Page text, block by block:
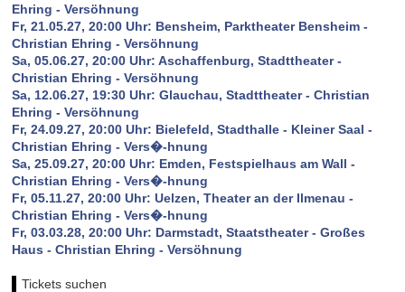
Ehring - Versöhnung
Fr, 21.05.27, 20:00 Uhr: Bensheim, Parktheater Bensheim -
Christian Ehring - Versöhnung
Sa, 05.06.27, 20:00 Uhr: Aschaffenburg, Stadttheater -
Christian Ehring - Versöhnung
Sa, 12.06.27, 19:30 Uhr: Glauchau, Stadttheater - Christian
Ehring - Versöhnung
Fr, 24.09.27, 20:00 Uhr: Bielefeld, Stadthalle - Kleiner Saal -
Christian Ehring - Vers�-hnung
Sa, 25.09.27, 20:00 Uhr: Emden, Festspielhaus am Wall -
Christian Ehring - Vers�-hnung
Fr, 05.11.27, 20:00 Uhr: Uelzen, Theater an der Ilmenau -
Christian Ehring - Vers�-hnung
Fr, 03.03.28, 20:00 Uhr: Darmstadt, Staatstheater - Großes
Haus - Christian Ehring - Versöhnung
Tickets suchen